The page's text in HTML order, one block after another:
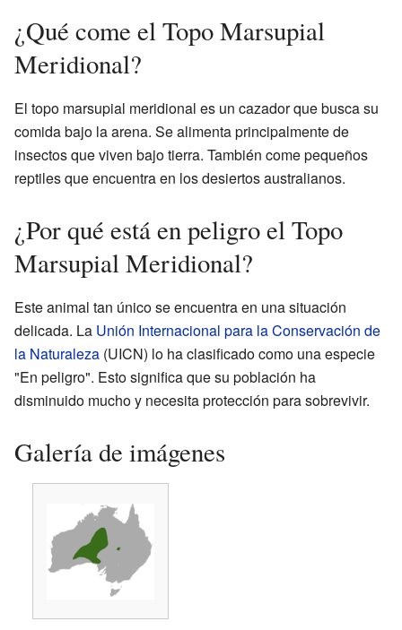
¿Qué come el Topo Marsupial
Meridional?
El topo marsupial meridional es un cazador que busca su
comida bajo la arena. Se alimenta principalmente de
insectos que viven bajo tierra. También come pequeños
reptiles que encuentra en los desiertos australianos.
¿Por qué está en peligro el Topo
Marsupial Meridional?
Este animal tan único se encuentra en una situación
delicada. La Unión Internacional para la Conservación de
la Naturaleza (UICN) lo ha clasificado como una especie
"En peligro". Esto significa que su población ha
disminuido mucho y necesita protección para sobrevivir.
Galería de imágenes